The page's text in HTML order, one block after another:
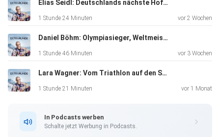
klaren
allem im
System halten!
Warum verlieren wir überhaupt so viele junge Athlet:innen?
Weltcup? Und was lief in der vergangenen Saison wirklich
Elias Seidl: Deutschlands nächste Hoffnung?
1 Stunde 24 Minuten vor 2 Wochen
Daniel Böhm: Olympiasieger, Weltmeister und das frühe Ende
1 Stunde 46 Minuten vor 3 Wochen
Lara Wagner: Vom Triathlon auf den Sprung zum Weltcup!
1 Stunde 21 Minuten vor 1 Monat
In Podcasts werben
Schalte jetzt Werbung in Podcasts.